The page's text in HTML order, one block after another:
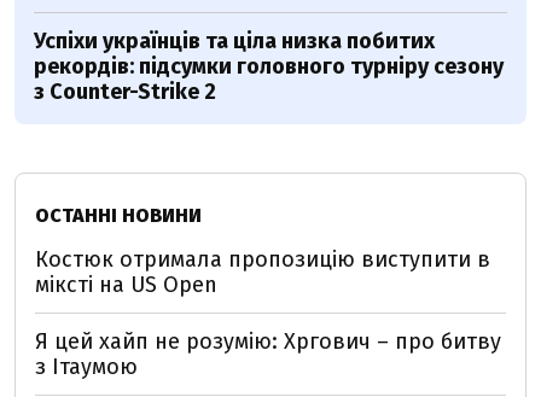
Успіхи українців та ціла низка побитих
рекордів: підсумки головного турніру сезону
з Counter-Strike 2
ОСТАННІ НОВИНИ
Костюк отримала пропозицію виступити в
міксті на US Open
Я цей хайп не розумію: Хргович – про битву
з Ітаумою